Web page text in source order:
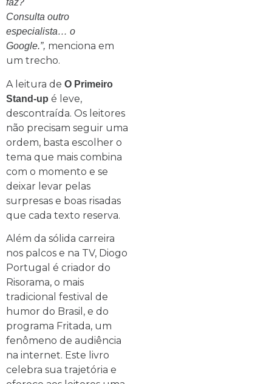
faz?
Consulta outro
especialista… o
Google.”, menciona em
um trecho.
A leitura de O Primeiro
Stand-up é leve,
descontraída. Os leitores
não precisam seguir uma
ordem, basta escolher o
tema que mais combina
com o momento e se
deixar levar pelas
surpresas e boas risadas
que cada texto reserva.
Além da sólida carreira
nos palcos e na TV, Diogo
Portugal é criador do
Risorama, o mais
tradicional festival de
humor do Brasil, e do
programa Fritada, um
fenômeno de audiência
na internet. Este livro
celebra sua trajetória e